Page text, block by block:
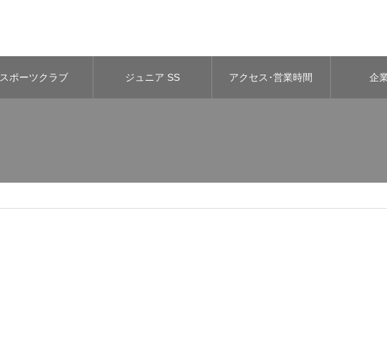
スポーツクラブ ジュニア SS アクセス･営業時間 企